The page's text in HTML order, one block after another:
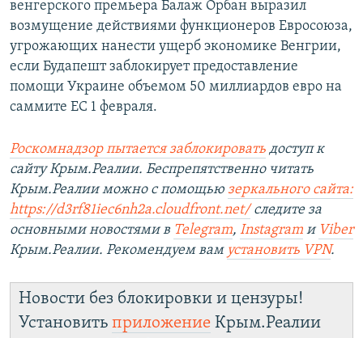
венгерского премьера Балаж Орбан выразил
возмущение действиями функционеров Евросоюза,
угрожающих нанести ущерб экономике Венгрии,
если Будапешт заблокирует предоставление
помощи Украине объемом 50 миллиардов евро на
саммите ЕС 1 февраля.
Роскомнадзор пытается заблокировать доступ к
сайту Крым.Реалии. Беспрепятственно читать
Крым.Реалии можно с помощью зеркального сайта:
https://d3rf81iec6nh2a.cloudfront.net/следите за
основными новостями в Telegram, Instagram и Viber
Крым.Реалии. Рекомендуем вам установить VPN.
Новости без блокировки и цензуры!
Установить приложение Крым.Реалии